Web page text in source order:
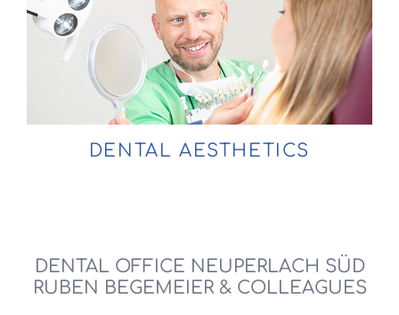
DENTAL AESTHETICS
DENTAL OFFICE NEUPERLACH SÜD
RUBEN BEGEMEIER & COLLEAGUES